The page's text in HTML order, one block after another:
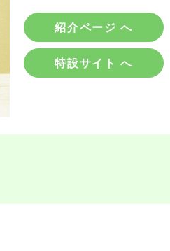
紹介ページ へ
特設サイト へ